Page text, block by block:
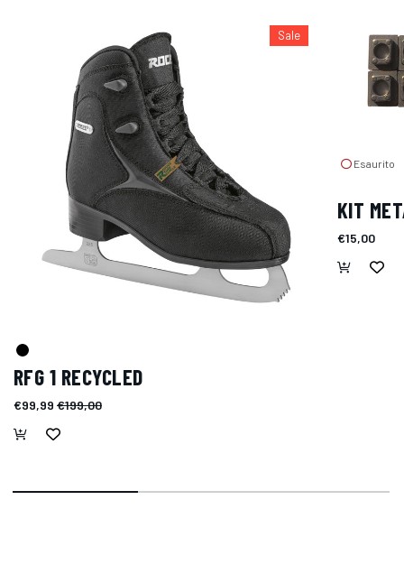
Sale
RFG 1 RECYCLED
€99,99 €199,00
Esaurito
KIT
€15,00